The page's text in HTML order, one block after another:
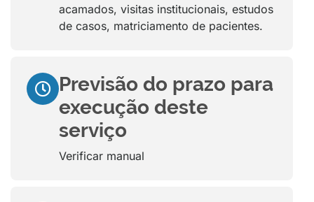
acamados, visitas institucionais, estudos
de casos, matriciamento de pacientes.
Previsão do prazo para
execução deste
serviço
Verificar manual